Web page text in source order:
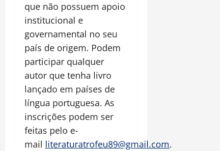
que não possuem apoio
institucional e
governamental no seu
país de origem. Podem
participar qualquer
autor que tenha livro
lançado em países de
língua portuguesa. As
inscrições podem ser
feitas pelo e-
mail literaturatrofeu89@gmail.com.